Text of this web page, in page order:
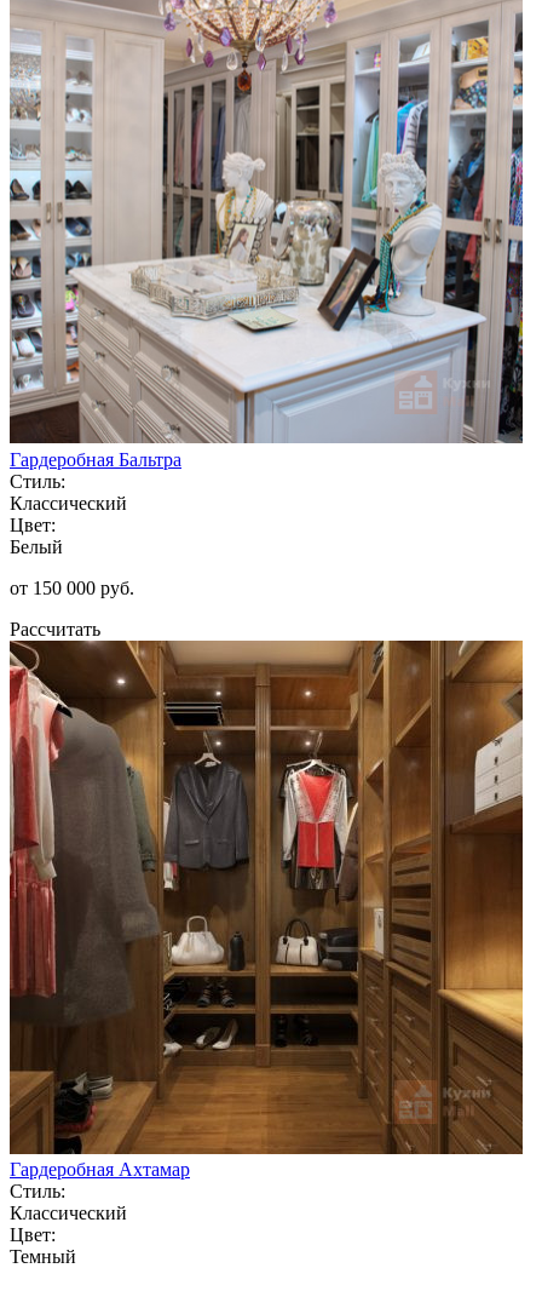
Гардеробная Бальтра
Стиль:
Классический
Цвет:
Белый
от 150 000 руб.
Рассчитать
Гардеробная Ахтамар
Стиль:
Классический
Цвет:
Темный